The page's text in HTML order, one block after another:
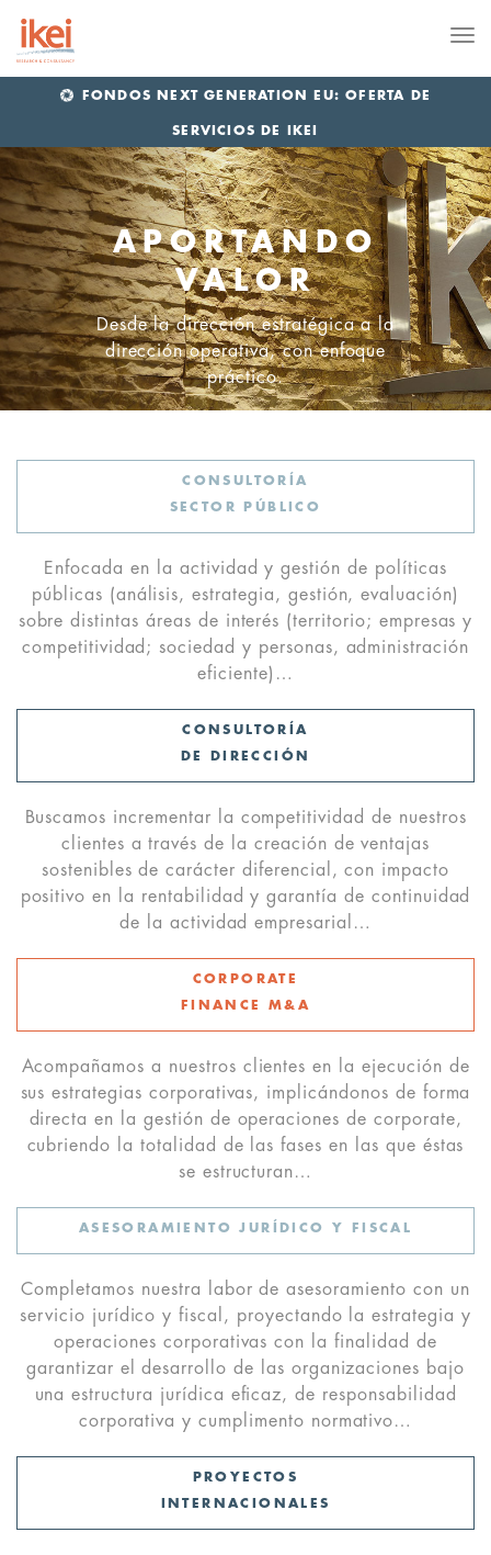
FONDOS NEXT GENERATION EU: OFERTA DE
SERVICIOS DE IKEI
APORTANDO
VALOR
Desde la dirección estratégica a la
dirección operativa, con enfoque
práctico.
CONSULTORÍA
SECTOR PÚBLICO
Enfocada en la actividad y gestión de políticas
públicas (análisis, estrategia, gestión, evaluación)
sobre distintas áreas de interés (territorio; empresas y
competitividad; sociedad y personas, administración
eficiente)…
CONSULTORÍA
DE DIRECCIÓN
Buscamos incrementar la competitividad de nuestros
clientes a través de la creación de ventajas
sostenibles de carácter diferencial, con impacto
positivo en la rentabilidad y garantía de continuidad
de la actividad empresarial…
CORPORATE
FINANCE M&A
Acompañamos a nuestros clientes en la ejecución de
sus estrategias corporativas, implicándonos de forma
directa en la gestión de operaciones de corporate,
cubriendo la totalidad de las fases en las que éstas
se estructuran…
ASESORAMIENTO JURÍDICO Y FISCAL
Completamos nuestra labor de asesoramiento con un
servicio jurídico y fiscal, proyectando la estrategia y
operaciones corporativas con la finalidad de
garantizar el desarrollo de las organizaciones bajo
una estructura jurídica eficaz, de responsabilidad
corporativa y cumplimento normativo…
PROYECTOS
INTERNACIONALES